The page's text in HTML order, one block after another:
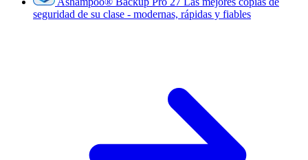
seguridad de su clase - modernas, rápidas y fiables